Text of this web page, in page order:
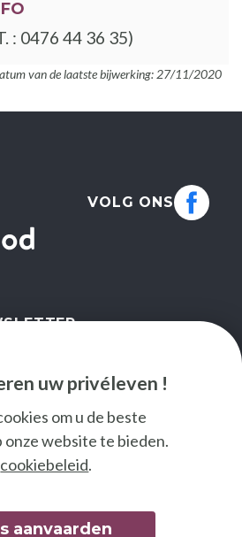
uw privéleven !
om u de beste
website te bieden.
cookiebeleid.
aanvaarden
: 0476 44 36 35)
van de laatste bijwerking: 27/11/2020
VOLG ONS